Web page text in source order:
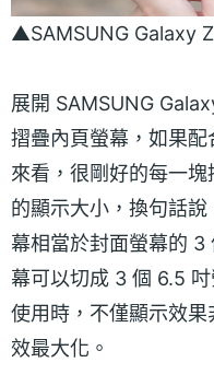
▲SAMSUNG Galaxy
展開 SAMSUNG
摺疊內頁螢幕，如果
來看，很剛好的每一
的顯示大小，換句話
幕相當於封面螢幕的 3
幕可以切成 3 個 6.5
使用時，不僅顯示效
效最大化。